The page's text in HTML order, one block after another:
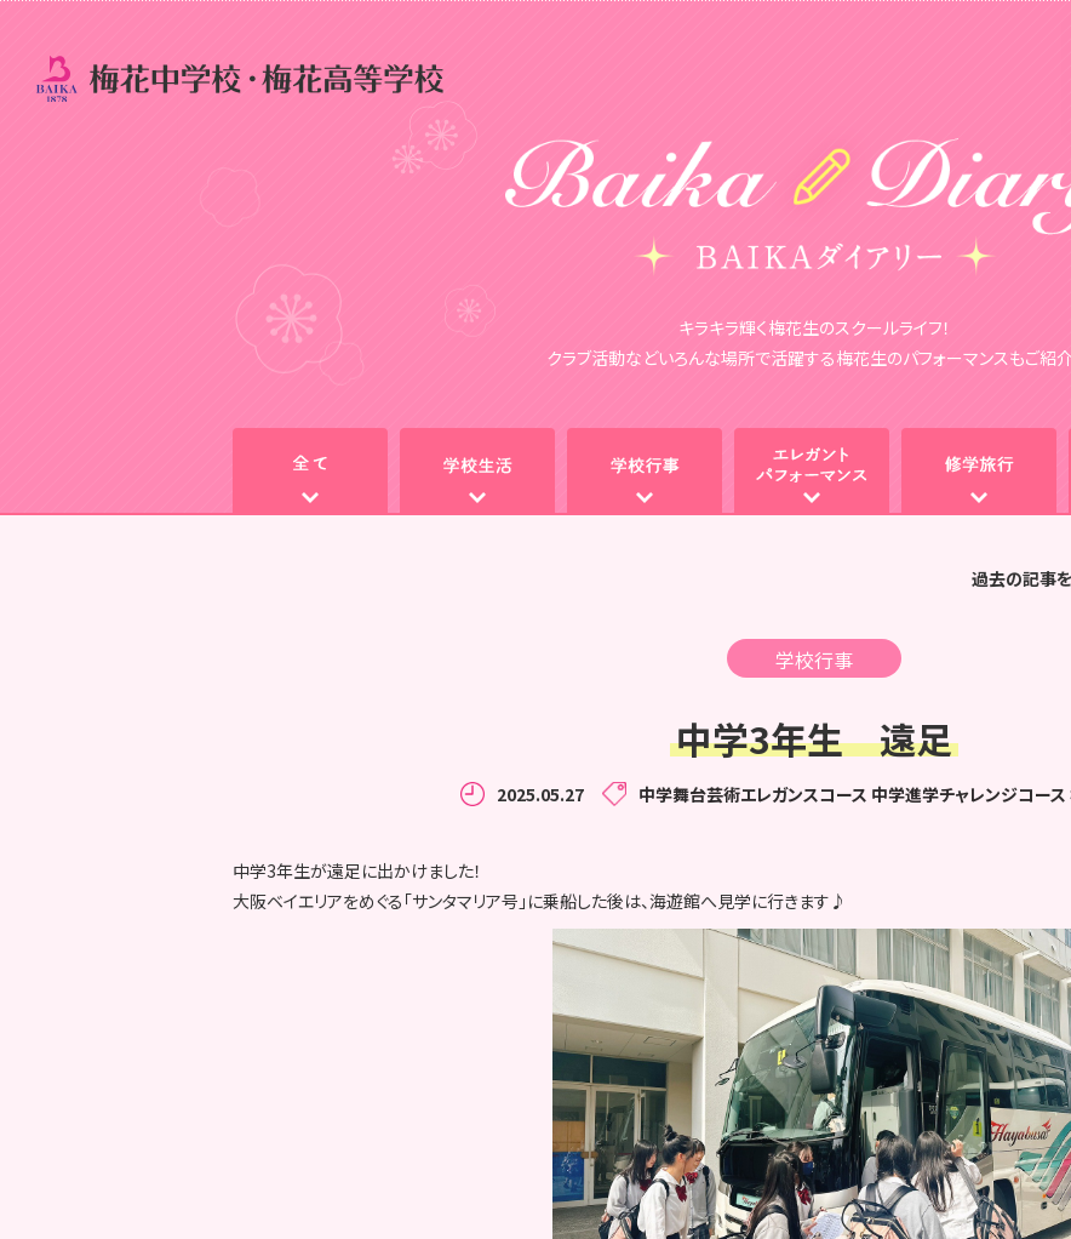
キラキラ輝く梅花生のスクールライフ！
クラブ活動などいろんな場所で活躍する梅花生のパフォーマンスもご紹介
過去の記事
学校行事
中学3年生 遠足
2025.05.27 中学舞台芸術エレガンスコース 中学進学チャレンジコース
中学3年生が遠足に出かけました！
大阪ベイエリアをめぐる「サンタマリア号」に乗船した後は、海遊館へ見学に行きます♪